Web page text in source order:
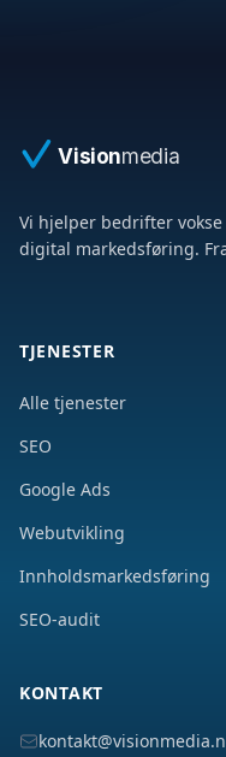
Visionmedia
Vi hjelper bedrifter
digital markedsføring.
TJENESTER
Alle tjenester
SEO
Google Ads
Webutvikling
Innholdsmarkedsføring
SEO-audit
KONTAKT